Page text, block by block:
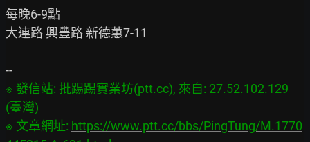
每晚6-9點
大連路 興豐路 新德蕙7-11
※ 發信站: 批踢踢實業坊(ptt.cc), 來自: 27.52.102.129
(臺灣)
※ 文章網址: https://www.ptt.cc/bbs/PingTung/M.1770